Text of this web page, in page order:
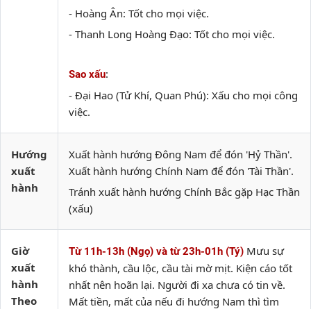
- Hoàng Ân: Tốt cho mọi việc.
- Thanh Long Hoàng Đạo: Tốt cho mọi việc.
Sao xấu:
- Đại Hao (Tử Khí, Quan Phú): Xấu cho mọi công
việc.
Hướng
xuất
hành
Xuất hành hướng Đông Nam để đón 'Hỷ Thần'.
Xuất hành hướng Chính Nam để đón 'Tài Thần'.
Tránh xuất hành hướng Chính Bắc gặp Hạc Thần
(xấu)
Giờ
xuất
hành
Theo
Từ 11h-13h (Ngọ) và từ 23h-01h (Tý) Mưu sự
khó thành, cầu lộc, cầu tài mờ mịt. Kiện cáo tốt
nhất nên hoãn lại. Người đi xa chưa có tin về.
Mất tiền, mất của nếu đi hướng Nam thì tìm